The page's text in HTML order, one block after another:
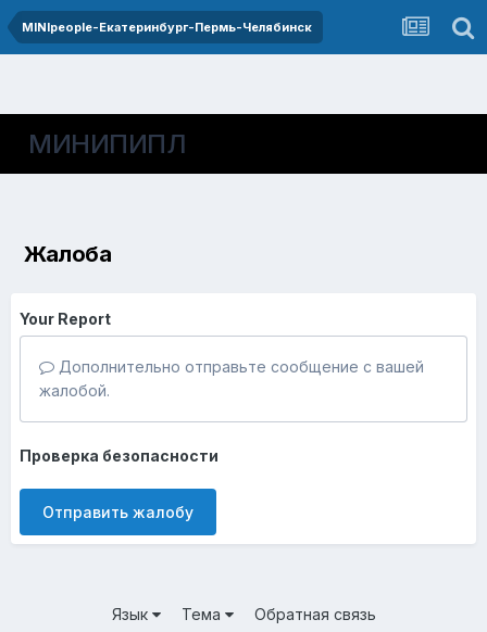
MINIpeople-Екатеринбург-Пермь-Челябинск
МИНИПИПЛ
Жалоба
Your Report
Дополнительно отправьте сообщение с вашей
жалобой.
Проверка безопасности
Отправить жалобу
Язык Тема Обратная связь